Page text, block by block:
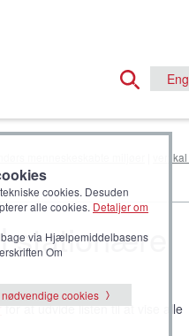
menneskeskabte miljøer
for at udvide listen til at vise alle
cookies. Desuden
alle cookies. Detaljer om
via Hjælpemiddelbasens
Om
nødvendige cookies